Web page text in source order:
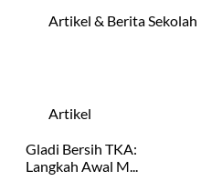
Artikel & Berita Sekolah
Artikel
Gladi Bersih TKA:
Langkah Awal M...